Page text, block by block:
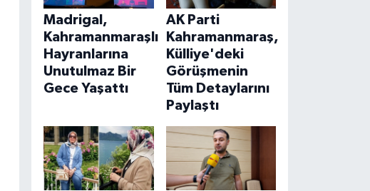
Madrigal,
Kahramanmaraşlı
Hayranlarına
Unutulmaz Bir
Gece Yaşattı
AK Parti
Kahramanmaraş,
Külliye'deki
Görüşmenin
Tüm Detaylarını
Paylaştı